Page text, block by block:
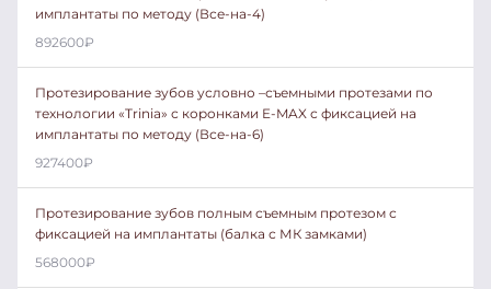
имплантаты по методу (Все-на-4)
892600₽
Протезирование зубов условно –съемными протезами по
технологии «Trinia» с коронками E-MAX с фиксацией на
имплантаты по методу (Все-на-6)
927400₽
Протезирование зубов полным съемным протезом с
фиксацией на имплантаты (балка с МК замками)
568000₽